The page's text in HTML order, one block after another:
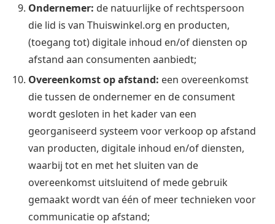
Ondernemer: de natuurlijke of rechtspersoon
die lid is van Thuiswinkel.org en producten,
(toegang tot) digitale inhoud en/of diensten op
afstand aan consumenten aanbiedt;
Overeenkomst op afstand: een overeenkomst
die tussen de ondernemer en de consument
wordt gesloten in het kader van een
georganiseerd systeem voor verkoop op afstand
van producten, digitale inhoud en/of diensten,
waarbij tot en met het sluiten van de
overeenkomst uitsluitend of mede gebruik
gemaakt wordt van één of meer technieken voor
communicatie op afstand;